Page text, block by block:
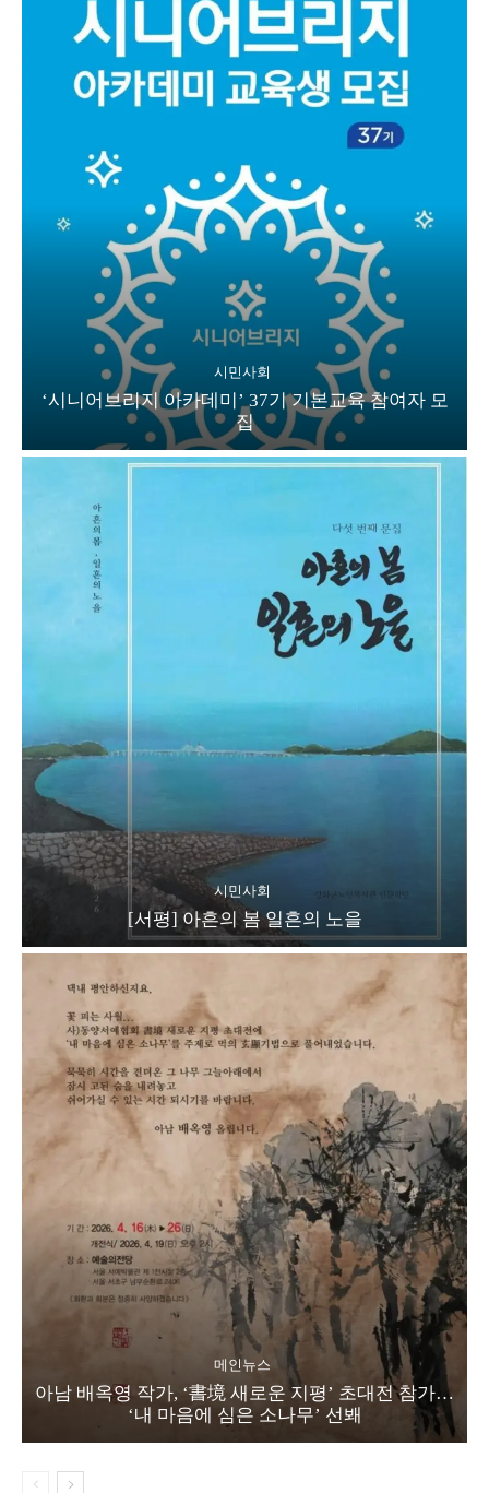
시민사회
‘시니어브리지 아카데미’ 37기 기본교육 참여자 모
집
시민사회
[서평] 아흔의 봄 일흔의 노을
메인뉴스
아남 배옥영 작가, ‘書境 새로운 지평’ 초대전 참가…
‘내 마음에 심은 소나무’ 선봬